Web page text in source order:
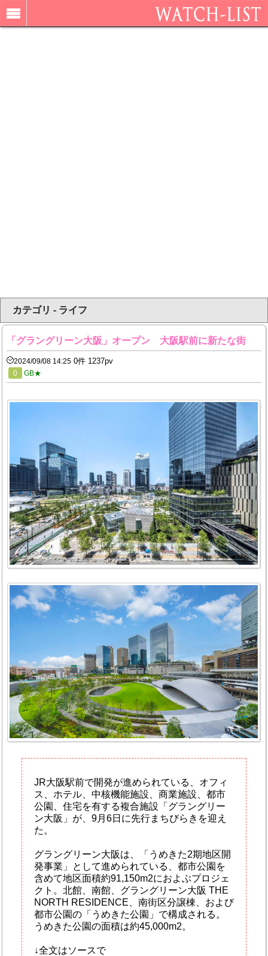
カテゴリ - ライフ
「グラングリーン大阪」オープン 大阪駅前に新たな街
2024/09/08 14:25 0件 1237pv
0 GB★
JR大阪駅前で開発が進められている、オフィ
ス、ホテル、中核機能施設、商業施設、都市
公園、住宅を有する複合施設「グラングリー
ン大阪」が、9月6日に先行まちびらきを迎え
た。
グラングリーン大阪は、「うめきた2期地区開
発事業」として進められている、都市公園を
含めて地区面積約91,150m2におよぶプロジェ
クト。北館、南館、グラングリーン大阪 THE
NORTH RESIDENCE、南街区分譲棟、および
都市公園の「うめきた公園」で構成される。
うめきた公園の面積は約45,000m2。
↓全文はソースで